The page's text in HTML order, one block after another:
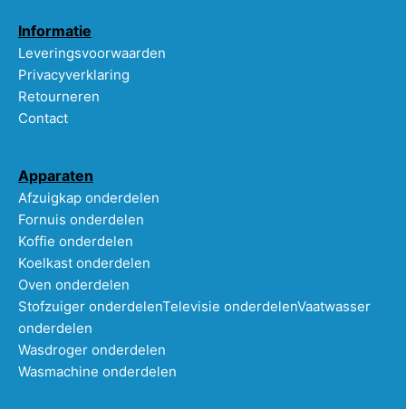
Informatie
Leveringsvoorwaarden
Privacyverklaring
Retourneren
Contact
Apparaten
Afzuigkap onderdelen
Fornuis onderdelen
Koffie onderdelen
Koelkast onderdelen
Oven onderdelen
Stofzuiger onderdelenTelevisie onderdelenVaatwasser
onderdelen
Wasdroger onderdelen
Wasmachine onderdelen